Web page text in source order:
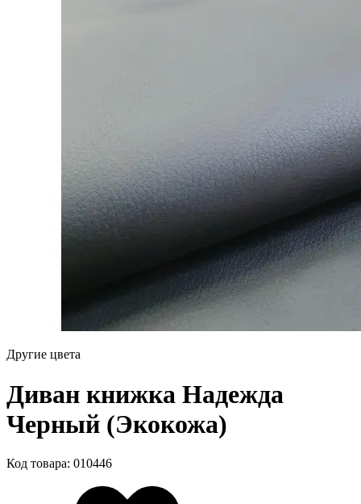
Другие цвета
Диван книжка Надежда
Черный (Экокожа)
Код товара: 010446